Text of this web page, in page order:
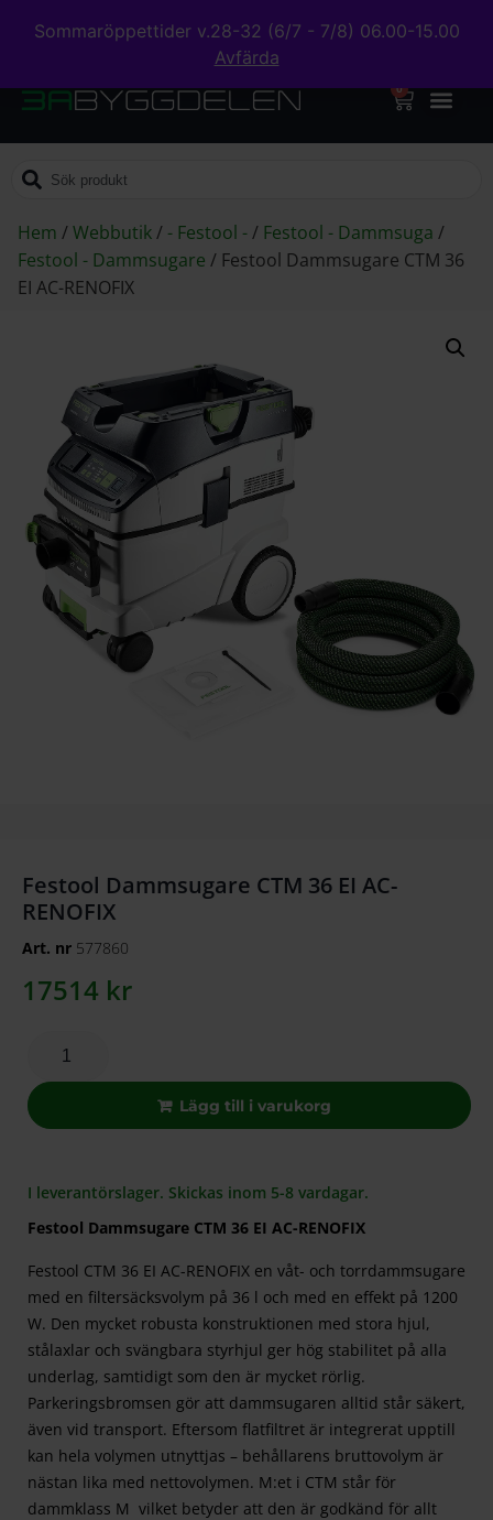
Sommaröppettider v.28-32 (6/7 - 7/8) 06.00-15.00
Avfärda
0
Hem /Webbutik/ - Festool -/ Festool - Dammsuga /
Festool - Dammsugare / Festool Dammsugare CTM 36
EI AC-RENOFIX
Festool Dammsugare CTM 36 EI AC-
RENOFIX
Art. nr 577860
17514 kr
Lägg till i varukorg
I leverantörslager. Skickas inom 5-8 vardagar.
Festool Dammsugare CTM 36 EI AC-RENOFIX
Festool CTM 36 EI AC-RENOFIX en våt- och torrdammsugare
med en filtersäcksvolym på 36 l och med en effekt på 1200
W. Den mycket robusta konstruktionen med stora hjul,
stålaxlar och svängbara styrhjul ger hög stabilitet på alla
underlag, samtidigt som den är mycket rörlig.
Parkeringsbromsen gör att dammsugaren alltid står säkert,
även vid transport. Eftersom flatfiltret är integrerat upptill
kan hela volymen utnyttjas – behållarens bruttovolym är
nästan lika med nettovolymen. M:et i CTM står för
dammklass M vilket betyder att den är godkänd för allt